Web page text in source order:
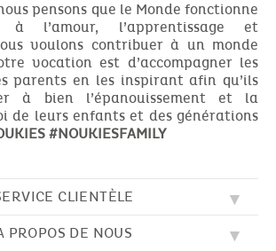
pensons que le Monde fonctionne
à l’amour, l’apprentissage et
voulons contribuer à un monde
vocation est d’accompagner les
parents en les inspirant afin qu’ils
à bien l’épanouissement et la
de leurs enfants et des générations
#NOUKIESFAMILY
CLIENTÈLE
FRÉQUENTES (FAQ)
PROPOS DE NOUS